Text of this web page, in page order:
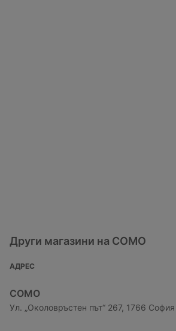
Други магазини на COMO
АДРЕС
COMO
Ул. „Околовръстен път“ 267, 1766 София